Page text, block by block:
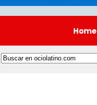
Home